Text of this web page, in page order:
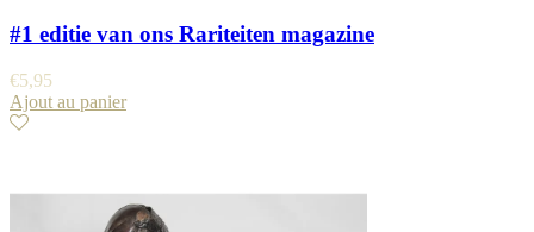
#1 editie van ons Rariteiten magazine
€5,95
Ajout au panier